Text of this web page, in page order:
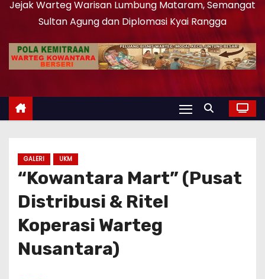
Jejak Warteg Warisan Lumbung Mataram, Semangat
Sultan Agung dan Diplomasi Kyai Rangga
GALERI UKM
“Kowantara Mart” (Pusat
Distribusi & Ritel
Koperasi Warteg
Nusantara)